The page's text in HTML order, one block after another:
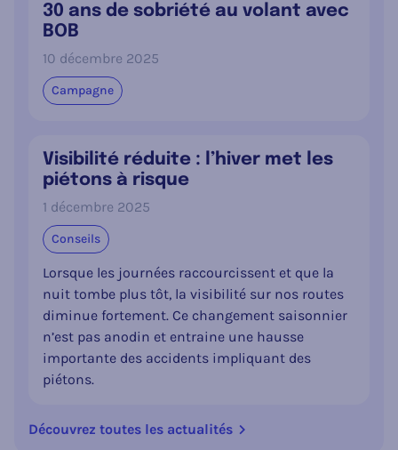
30 ans de sobriété au volant avec
BOB
10 décembre 2025
Campagne
Visibilité réduite : l’hiver met les
piétons à risque
1 décembre 2025
Conseils
Lorsque les journées raccourcissent et que la
nuit tombe plus tôt, la visibilité sur nos routes
diminue fortement. Ce changement saisonnier
n’est pas anodin et entraine une hausse
importante des accidents impliquant des
piétons.
Découvrez toutes les actualités